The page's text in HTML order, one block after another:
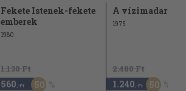
Fekete Istenek-fekete
emberek
1980
1.130 Ft
560 ,-Ft 50
A vízimadarak
1975
2.480 Ft
1.240 ,-Ft 50